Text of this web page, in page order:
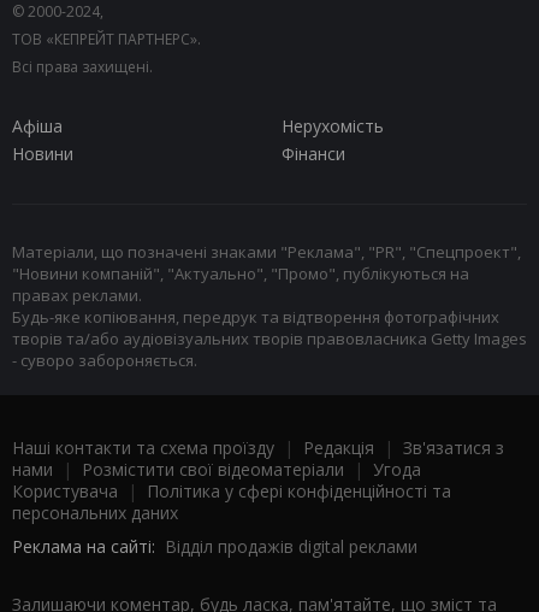
© 2000-2024,
ТОВ «КЕПРЕЙТ ПАРТНЕРС».
Всі права захищені.
Афіша
Нерухомість
Новини
Фінанси
Матеріали, що позначені знаками "Реклама", "PR", "Спецпроект",
"Новини компаній", "Актуально", "Промо", публікуються на
правах реклами.
Будь-яке копіювання, передрук та відтворення фотографічних
творів та/або аудіовізуальних творів правовласника Getty Images
- суворо забороняється.
Наші контакти та схема проїзду | Редакція | Зв'язатися з
нами | Розмістити свої відеоматеріали | Угода
Користувача |
Політика у сфері конфіденційності та
персональних даних
Реклама на сайті: Відділ продажів digital реклами
Залишаючи коментар, будь ласка, пам'ятайте, що зміст та